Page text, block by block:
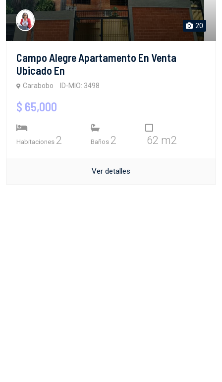
20
Campo Alegre Apartamento En Venta
Ubicado En
Carabobo ID-MIO: 3498
$ 65,000
Habitaciones 2 Baños 2 62 m2
Ver detalles